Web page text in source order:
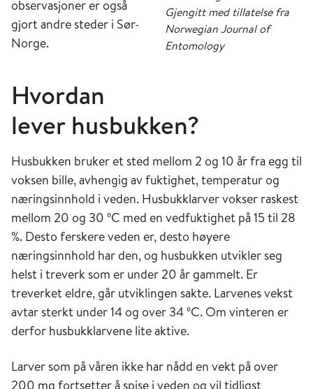
Gjengitt med tillatelse fra
Norwegian Journal of
Entomology
observasjoner er også
gjort andre steder i Sør-
Norge.
Hvordan
lever husbukken?
Husbukken bruker et sted mellom 2 og 10 år fra egg til
voksen bille, avhengig av fuktighet, temperatur og
næringsinnhold i veden. Husbukklarver vokser raskest
mellom 20 og 30 ºC med en vedfuktighet på 15 til 28
%. Desto ferskere veden er, desto høyere
næringsinnhold har den, og husbukken utvikler seg
helst i treverk som er under 20 år gammelt. Er
treverket eldre, går utviklingen sakte. Larvenes vekst
avtar sterkt under 14 og over 34 ºC. Om vinteren er
derfor husbukklarvene lite aktive.
Larver som på våren ikke har nådd en vekt på over
200 mg fortsetter å spise i veden og vil tidligst